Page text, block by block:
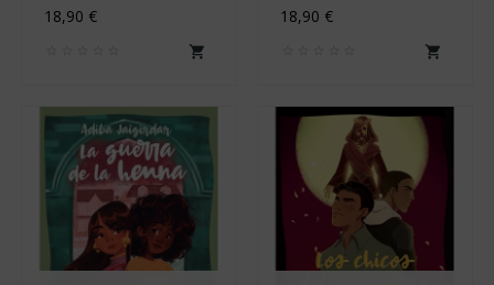
18,90 €

18,90 €
